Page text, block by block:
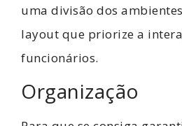
uma divisão dos
layout que priorize a
funcionários.
Organização